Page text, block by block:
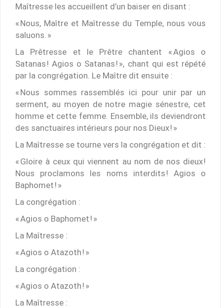
Maîtresse les accueillent d’un baiser en disant :
« Nous, Maître et Maîtresse du Temple, nous vous
saluons. »
La Prêtresse et le Prêtre chantent « Agios o
Satanas ! Agios o Satanas ! », chant qui est répété
par la congrégation. Le Maître dit ensuite :
« Nous sommes rassemblés ici pour unir par un
serment, au moyen de notre magie sénestre, cet
homme et cette femme. Ensemble, ils deviendront
des sanctuaires intérieurs pour nos Dieux ! »
La Maîtresse se tourne vers la congrégation et dit :
« Gloire à ceux qui viennent au nom de nos dieux !
Nous proclamons les noms interdits ! Agios o
Baphomet ! »
La congrégation :
« Agios o Baphomet ! »
La Maîtresse :
« Agios o Atazoth ! »
La congrégation :
« Agios o Atazoth ! »
La Maîtresse :